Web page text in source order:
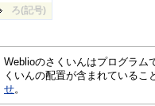
ろ(記号)
Weblioのさくいんはプログラム
くいんの配置が含まれているこ
せ。